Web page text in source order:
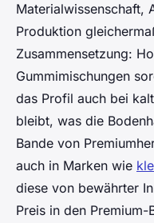
Materialwissenschaft,
Produktion
Zusammensetzung:
Gummimischungen
das Profil auch bei
bleibt, was die
Bande von
auch in Marken wie
diese von bewährter
Preis in den Premium-